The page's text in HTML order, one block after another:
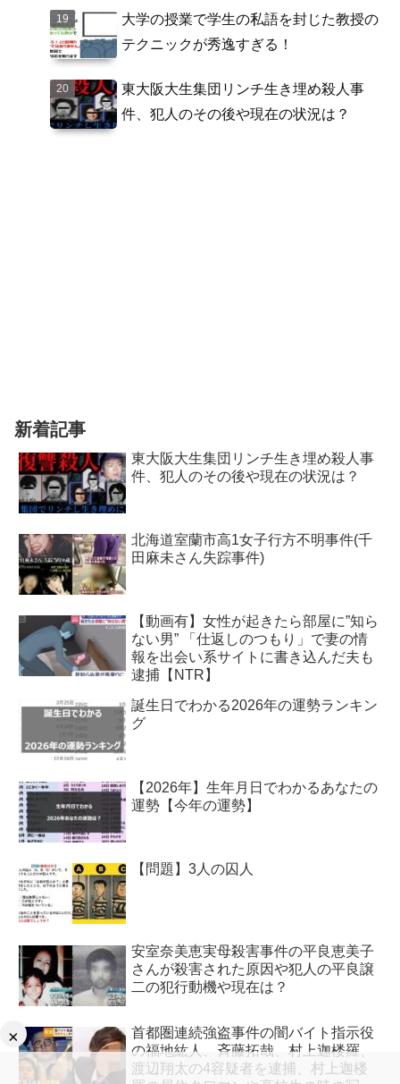
×
大学の授業で学生の私語を封じた教授の
テクニックが秀逸すぎる！
東大阪大生集団リンチ生き埋め殺人事
件、犯人のその後や現在の状況は？
新着記事
東大阪大生集団リンチ生き埋め殺人事
件、犯人のその後や現在の状況は？
北海道室蘭市高1女子行方不明事件(千
田麻未さん失踪事件)
【動画有】女性が起きたら部屋に”知ら
ない男” 「仕返しのつもり」で妻の情
報を出会い系サイトに書き込んだ夫も
逮捕【NTR】
誕生日でわかる2026年の運勢ランキン
グ
【2026年】生年月日でわかるあなたの
運勢【今年の運勢】
【問題】3人の囚人
安室奈美恵実母殺害事件の平良恵美子
さんが殺害された原因や犯人の平良譲
二の犯行動機や現在は？
首都圏連続強盗事件の闇バイト指示役
の福地紘人、斉藤拓哉、村上迦楼羅、
渡辺翔太の4容疑者を逮捕、村上迦楼